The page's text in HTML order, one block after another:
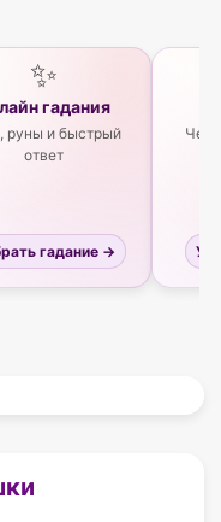
✨
гадания
руны и быстрый
ответ
гадание →